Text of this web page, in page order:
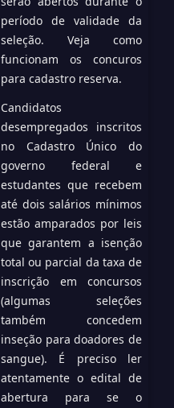
período de validade da
seleção. Veja como
funcionam os concuros
para cadastro reserva.
Candidatos
desempregados inscritos
no Cadastro Único do
governo federal e
estudantes que recebem
até dois salários mínimos
estão amparados por leis
que garantem a isenção
total ou parcial da taxa de
inscrição em concursos
(algumas seleções
também concedem
inseção para doadores de
sangue). É preciso ler
atentamente o edital de
abertura para se o